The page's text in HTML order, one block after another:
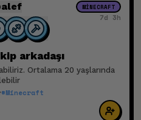
MINECRAFT
7d 3h
arkadaşı
Ortalama 20 yaşlarında
#Minecraft